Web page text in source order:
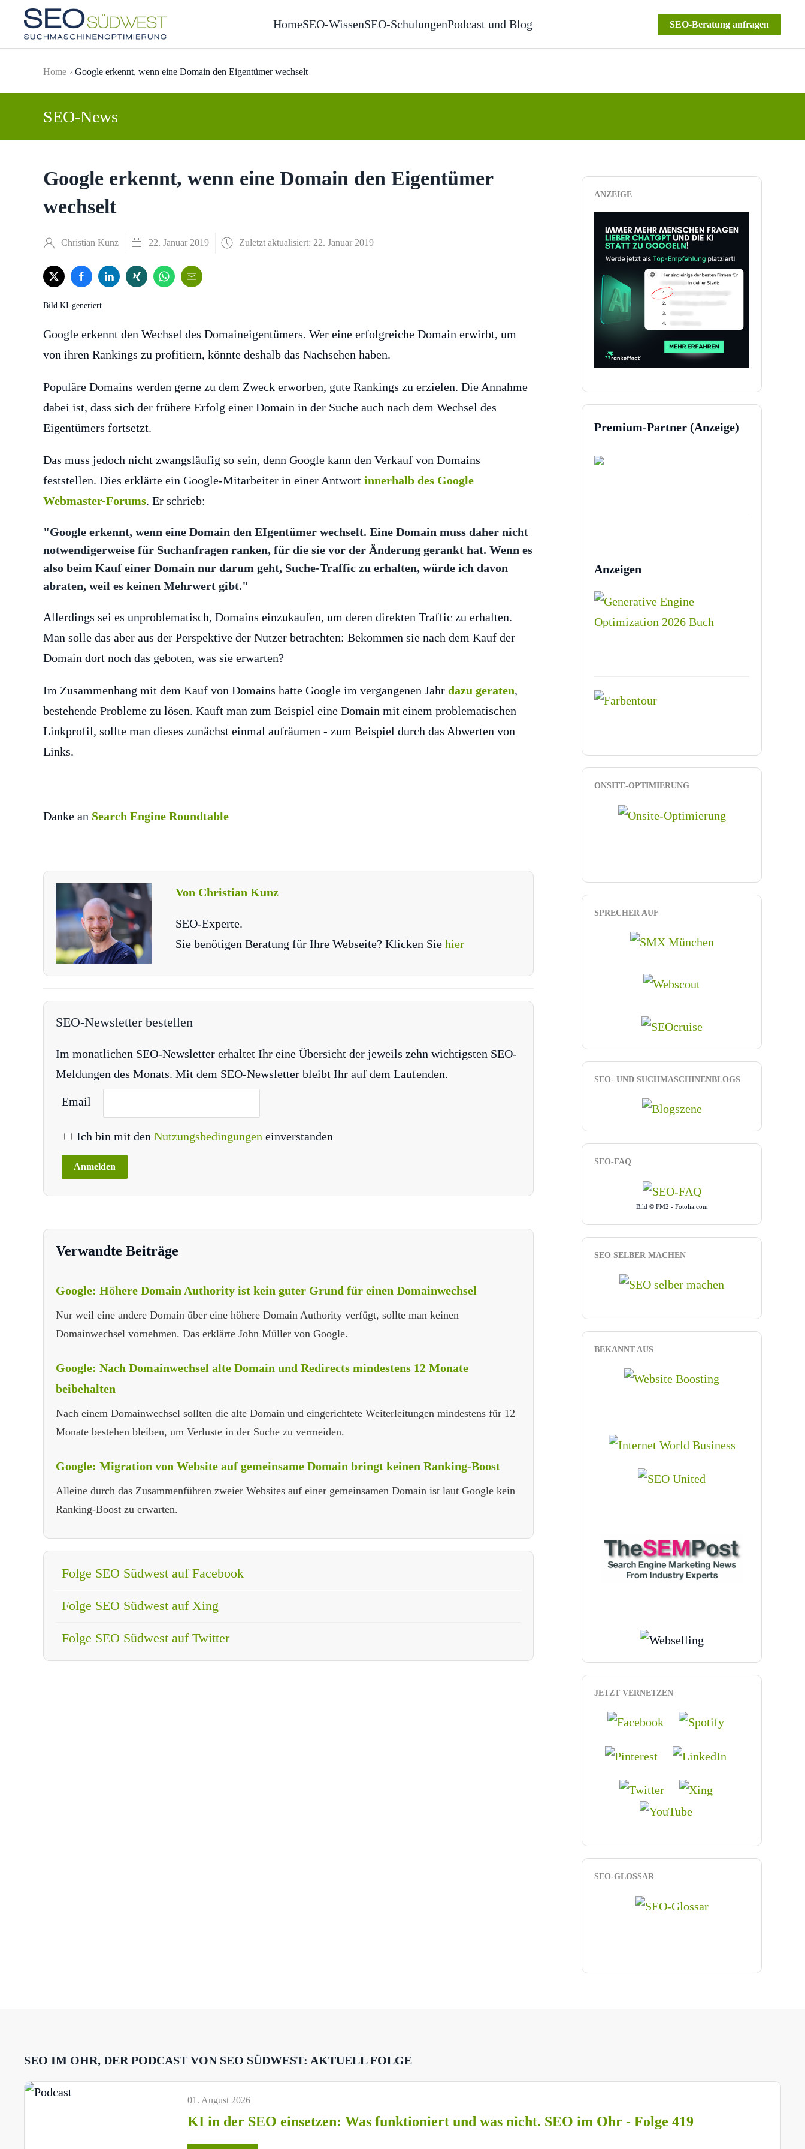
Skip to main content
HomeSEO-WissenSEO-SchulungenPodcast und Blog SEO-Beratung anfragen
Home Google erkennt, wenn eine Domain den Eigentümer wechselt
SEO-News
Google erkennt, wenn eine Domain den Eigentümer
wechselt
Christian Kunz 22. Januar 2019 Zuletzt aktualisiert: 22. Januar 2019
Bild KI-generiert
Google erkennt den Wechsel des Domaineigentümers. Wer eine erfolgreiche Domain erwirbt, um
von ihren Rankings zu profitiern, könnte deshalb das Nachsehen haben.
Populäre Domains werden gerne zu dem Zweck erworben, gute Rankings zu erzielen. Die Annahme
dabei ist, dass sich der frühere Erfolg einer Domain in der Suche auch nach dem Wechsel des
Eigentümers fortsetzt.
Das muss jedoch nicht zwangsläufig so sein, denn Google kann den Verkauf von Domains
feststellen. Dies erklärte ein Google-Mitarbeiter in einer Antwort innerhalb des Google
Webmaster-Forums. Er schrieb:
"Google erkennt, wenn eine Domain den EIgentümer wechselt. Eine Domain muss daher nicht
notwendigerweise für Suchanfragen ranken, für die sie vor der Änderung gerankt hat. Wenn es
also beim Kauf einer Domain nur darum geht, Suche-Traffic zu erhalten, würde ich davon
abraten, weil es keinen Mehrwert gibt."
Allerdings sei es unproblematisch, Domains einzukaufen, um deren direkten Traffic zu erhalten.
Man solle das aber aus der Perspektive der Nutzer betrachten: Bekommen sie nach dem Kauf der
Domain dort noch das geboten, was sie erwarten?
Im Zusammenhang mit dem Kauf von Domains hatte Google im vergangenen Jahr dazu geraten,
bestehende Probleme zu lösen. Kauft man zum Beispiel eine Domain mit einem problematischen
Linkprofil, sollte man dieses zunächst einmal aufräumen - zum Beispiel durch das Abwerten von
Links.
Danke an Search Engine Roundtable
Von Christian Kunz
SEO-Experte.
Sie benötigen Beratung für Ihre Webseite? Klicken Sie hier
SEO-Newsletter bestellen
Im monatlichen SEO-Newsletter erhaltet Ihr eine Übersicht der jeweils zehn wichtigsten SEO-
Meldungen des Monats. Mit dem SEO-Newsletter bleibt Ihr auf dem Laufenden.
Email
Ich bin mit den Nutzungsbedingungen einverstanden
Verwandte Beiträge
Google: Höhere Domain Authority ist kein guter Grund für einen Domainwechsel
Nur weil eine andere Domain über eine höhere Domain Authority verfügt, sollte man keinen
Domainwechsel vornehmen. Das erklärte John Müller von Google.
Google: Nach Domainwechsel alte Domain und Redirects mindestens 12 Monate
beibehalten
Nach einem Domainwechsel sollten die alte Domain und eingerichtete Weiterleitungen mindestens für 12
Monate bestehen bleiben, um Verluste in der Suche zu vermeiden.
Google: Migration von Website auf gemeinsame Domain bringt keinen Ranking-Boost
Alleine durch das Zusammenführen zweier Websites auf einer gemeinsamen Domain ist laut Google kein
Ranking-Boost zu erwarten.
Folge SEO Südwest auf Facebook
Folge SEO Südwest auf Xing
Folge SEO Südwest auf Twitter
ANZEIGE
Premium-Partner (Anzeige)
Anzeigen
ONSITE-OPTIMIERUNG
SPRECHER AUF
SEO- UND SUCHMASCHINENBLOGS
SEO-FAQ
Bild © FM2 - Fotolia.com
SEO SELBER MACHEN
BEKANNT AUS
JETZT VERNETZEN
SEO-GLOSSAR
SEO IM OHR, DER PODCAST VON SEO SÜDWEST: AKTUELL FOLGE
01. August 2026
KI in der SEO einsetzen: Was funktioniert und was nicht. SEO im Ohr - Folge 419